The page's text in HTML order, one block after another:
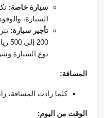
سيارة خاصة:
السيارة،
تأجير سيارة:
نوع السيارة
المسافة:
كلما زادت المسافة،
الوقت من اليوم: